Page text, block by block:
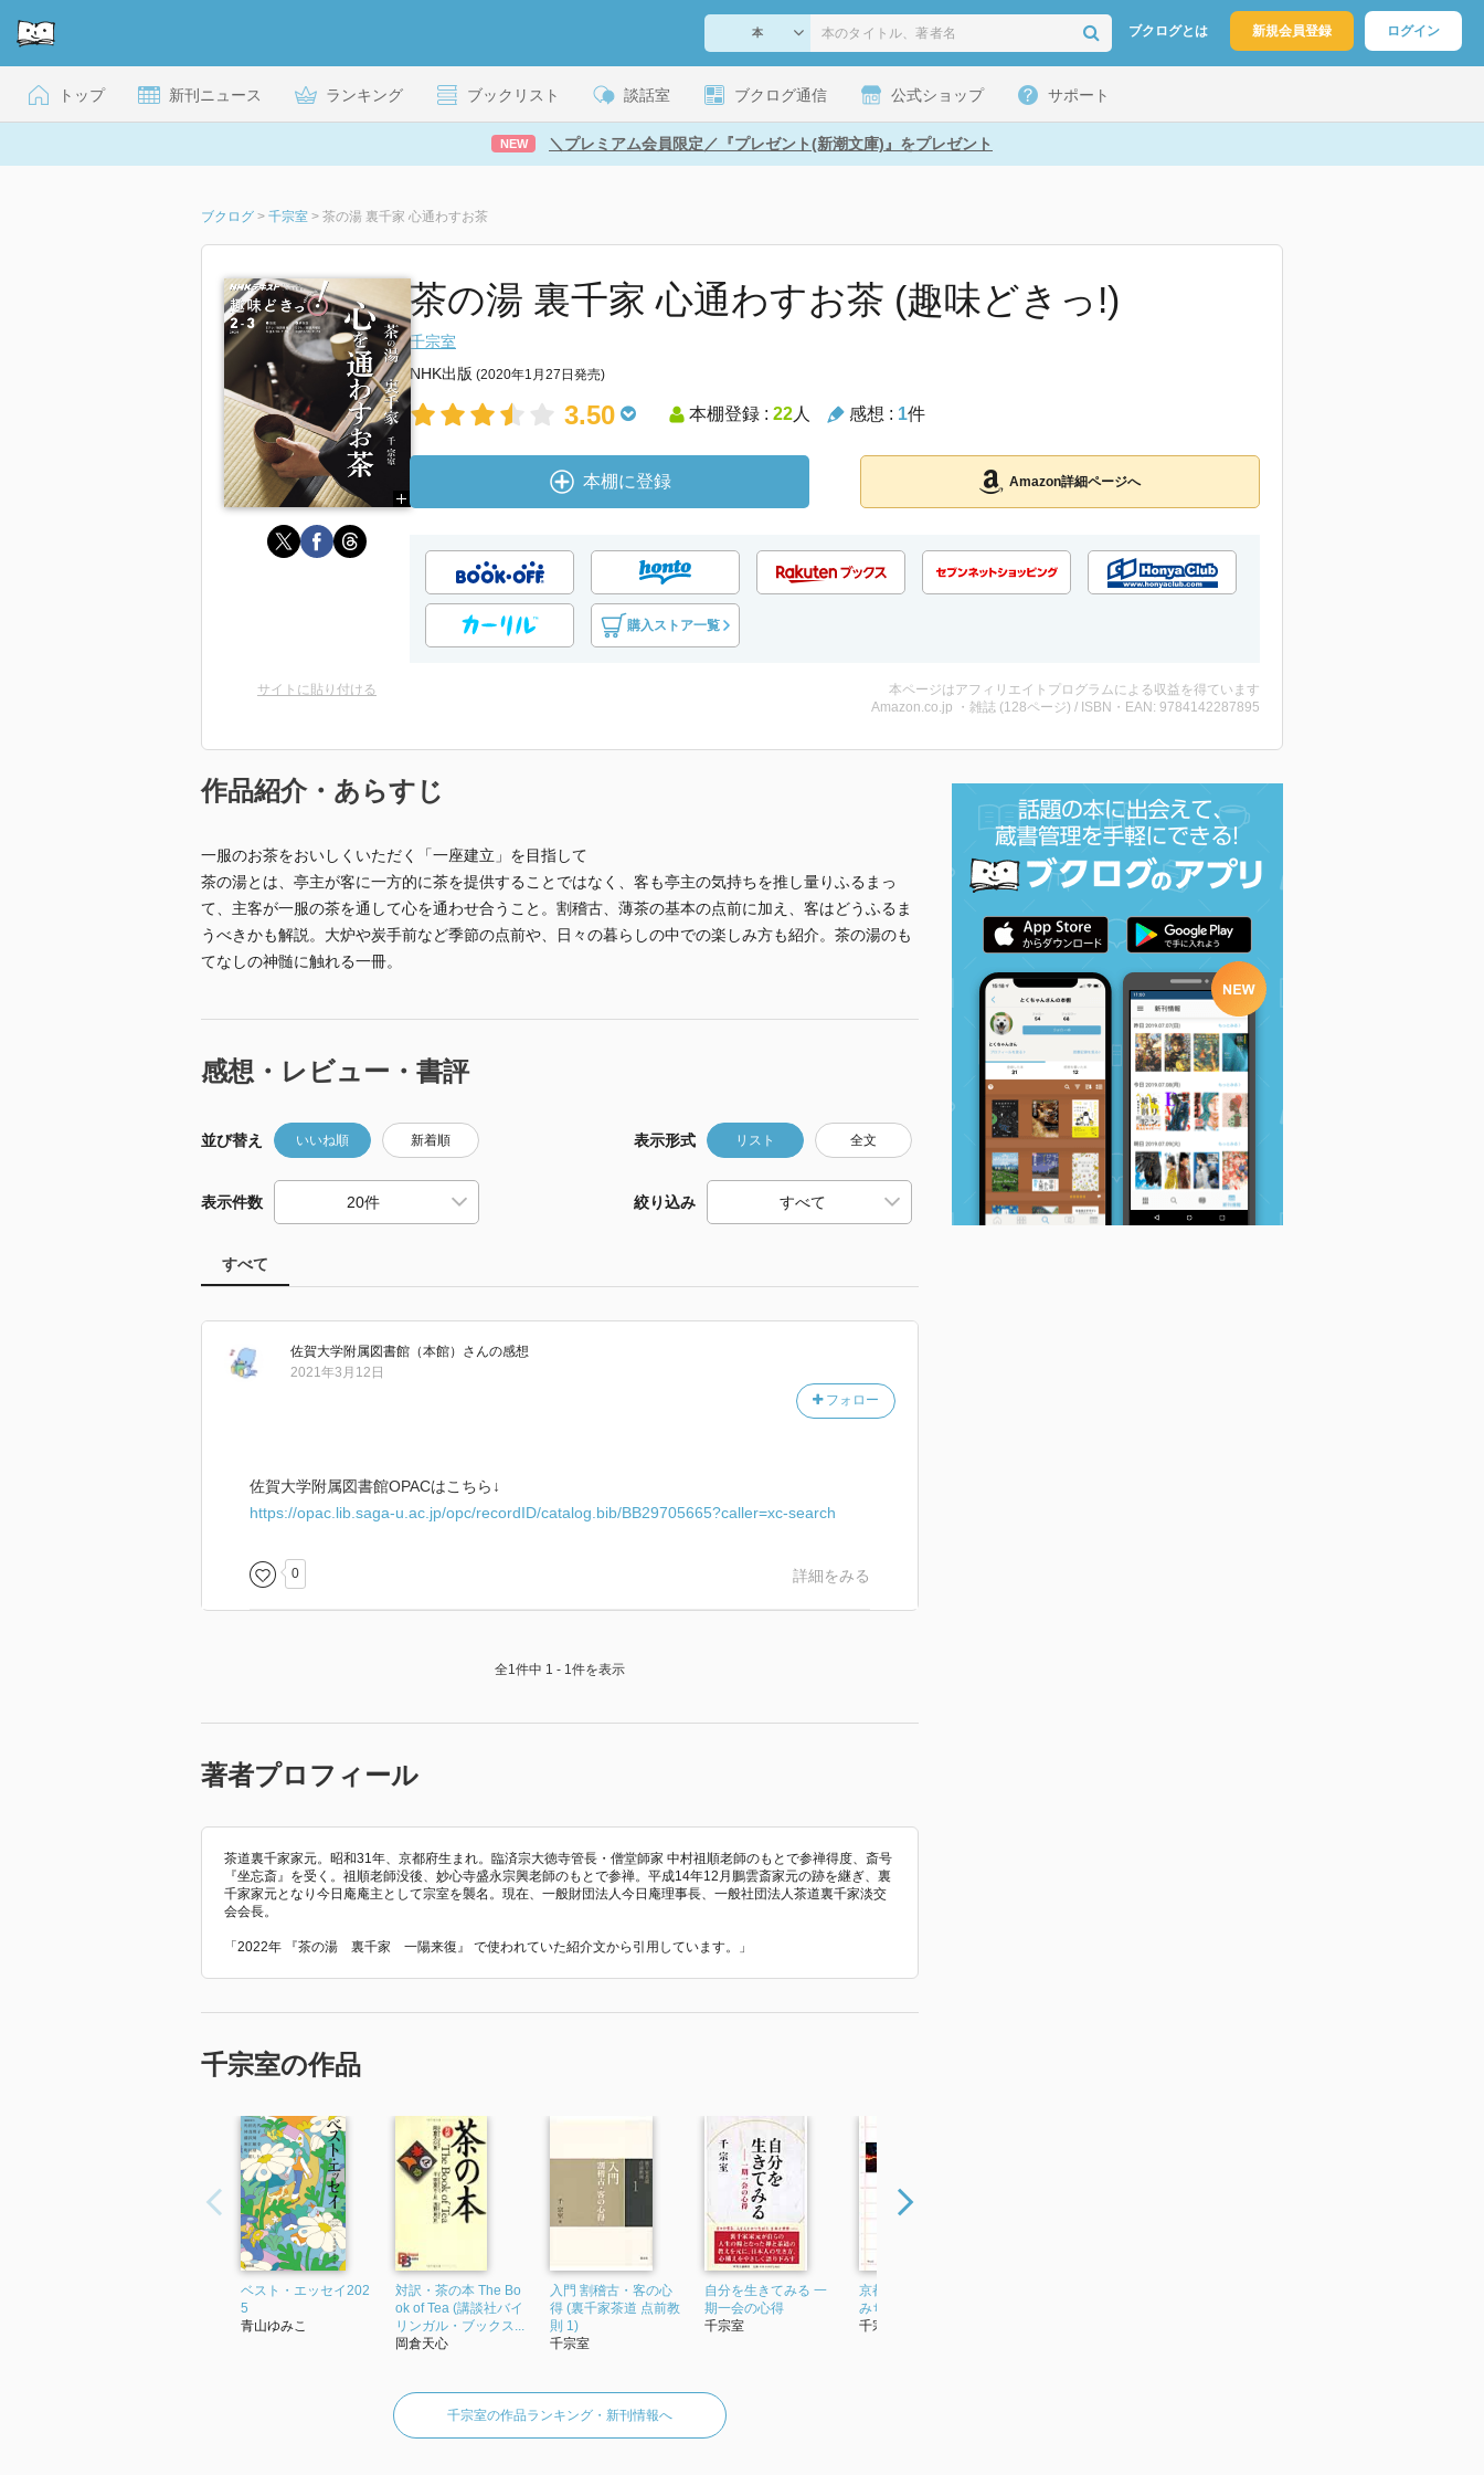
ブクログとは 新規会員登録 ログイン
トップ 新刊ニュース ランキング ブックリスト 談話室 ブクログ通信 公式ショップ サポート
NEW ＼プレミアム会員限定／『プレゼント(新潮文庫)』をプレゼント
ブクログ > 千宗室 > 茶の湯 裏千家 心通わすお茶
茶の湯 裏千家 心通わすお茶 (趣味どきっ!)
千宗室
NHK出版 (2020年1月27日発売)
3.50 本棚登録 : 22人 感想 : 1件
本棚に登録 Amazon詳細ページへ
購入ストア一覧
サイトに貼り付ける
本ページはアフィリエイトプログラムによる収益を得ています
Amazon.co.jp ・雑誌 (128ページ) / ISBN・EAN: 9784142287895
作品紹介・あらすじ
一服のお茶をおいしくいただく「一座建立」を目指して
茶の湯とは、亭主が客に一方的に茶を提供することではなく、客も亭主の気持ちを推し量りふるまっ
て、主客が一服の茶を通して心を通わせ合うこと。割稽古、薄茶の基本の点前に加え、客はどうふるま
うべきかも解説。大炉や炭手前など季節の点前や、日々の暮らしの中での楽しみ方も紹介。茶の湯のも
てなしの神髄に触れる一冊。
感想・レビュー・書評
並び替え いいね順 新着順 表示形式 リスト 全文
表示件数 絞り込み
すべて
佐賀大学附属図書館（本館） さんの感想
フォロー
2021年3月12日
佐賀大学附属図書館OPACはこちら↓
https://opac.lib.saga-u.ac.jp/opc/recordID/catalog.bib/BB29705665?caller=xc-search
0 詳細をみる
全1件中 1 - 1件を表示
著者プロフィール
茶道裏千家家元。昭和31年、京都府生まれ。臨済宗大徳寺管長・僧堂師家 中村祖順老師のもとで参禅得度、斎号
『坐忘斎』を受く。祖順老師没後、妙心寺盛永宗興老師のもとで参禅。平成14年12月鵬雲斎家元の跡を継ぎ、裏
千家家元となり今日庵庵主として宗室を襲名。現在、一般財団法人今日庵理事長、一般社団法人茶道裏千家淡交
会会長。
「2022年 『茶の湯 裏千家 一陽来復』 で使われていた紹介文から引用しています。」
千宗室の作品
ベスト・エッセイ202
5
青山ゆみこ
対訳・茶の本 The Bo
ok of Tea (講談社バイ
リンガル・ブックス...
岡倉天心
入門 割稽古・客の心
得 (裏千家茶道 点前教
則 1)
千宗室
自分を生きてみる 一
期一会の心得
千宗室
京都(みやこ)の路地(こ
みち) まわり道
千宗室
千宗室の作品ランキング・新刊情報へ